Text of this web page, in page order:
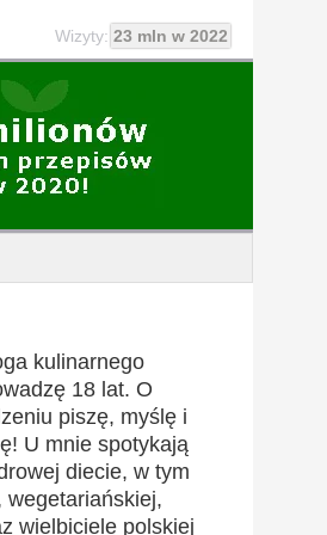
Wizyty: 23 mln w 2022
kulinarnego
18 lat. O
piszę, myślę i
U mnie spotykają
diecie, w tym
wegetariańskiej,
wielbiciele polskiej